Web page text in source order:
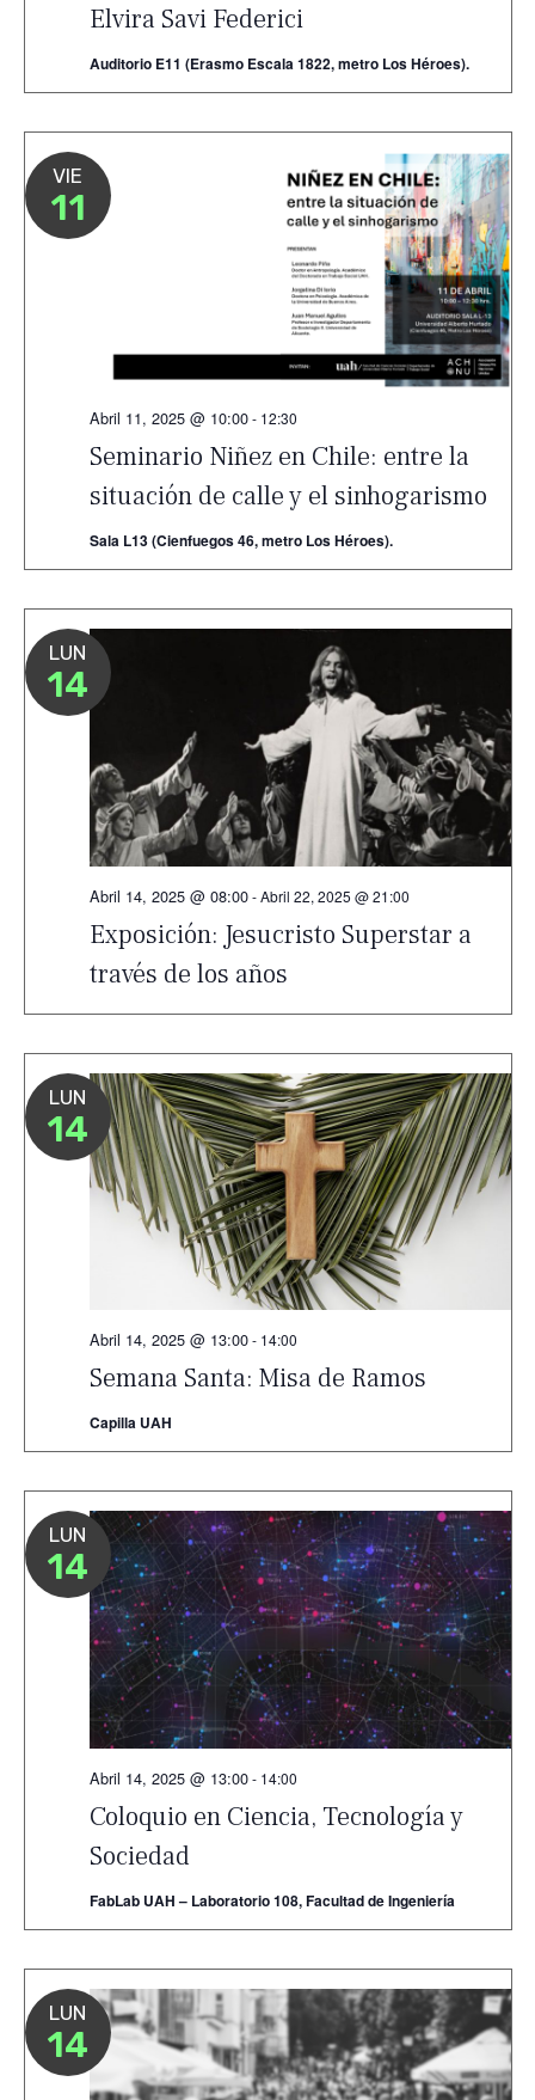
Elvira Savi Federici
Auditorio E11 (Erasmo Escala 1822, metro Los Héroes).
VIE
11
Seminario Niñez en Chile: entre la
situación de calle y el sinhogarismo
Abril 11, 2025 @ 10:00- 12:30
Sala L13 (Cienfuegos 46, metro Los Héroes).
LUN
14
Exposición: Jesucristo Superstar a
través de los años
Abril 14, 2025 @ 08:00-Abril 22, 2025 @ 21:00
LUN
14
Semana Santa: Misa de Ramos
Abril 14, 2025 @ 13:00- 14:00
Capilla UAH
LUN
14
Coloquio en Ciencia, Tecnología y
Sociedad
Abril 14, 2025 @ 13:00- 14:00
FabLab UAH – Laboratorio 108, Facultad de Ingeniería
LUN
14